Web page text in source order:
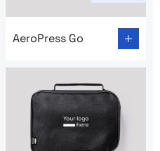
AeroPress Go